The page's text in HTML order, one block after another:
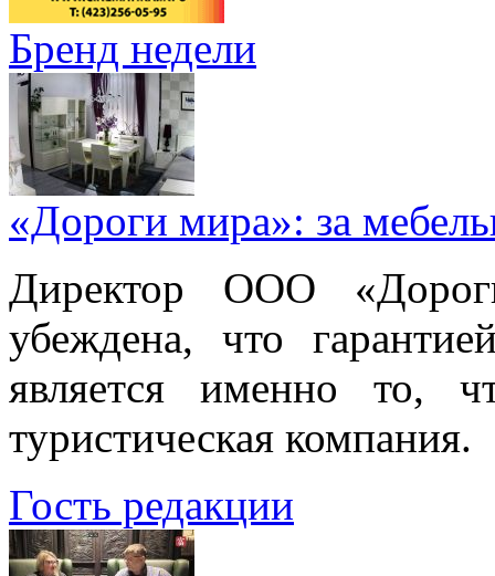
Бренд недели
«Дороги мира»: за
Директор ООО
убеждена, что
является именно то,
туристическая компания.
Гость редакции